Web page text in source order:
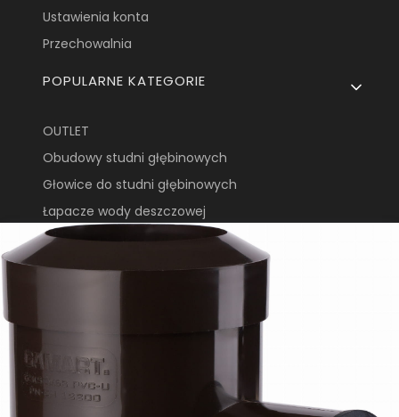
Ustawienia konta
Przechowalnia
POPULARNE KATEGORIE
OUTLET
Obudowy studni głębinowych
Głowice do studni głębinowych
Łapacze wody deszczowej
Zbiorniki na deszczówkę
Asortyment rynnowy
GAMART S.A.